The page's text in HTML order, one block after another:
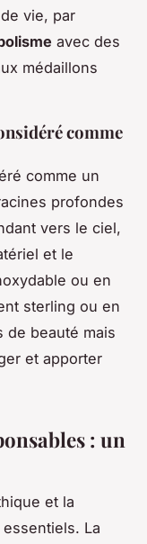
vie, par
avec des
médaillons
comme
comme un
profondes
vers le ciel,
et le
ou en
sterling ou en
de beauté mais
et apporter
: un
et la
La